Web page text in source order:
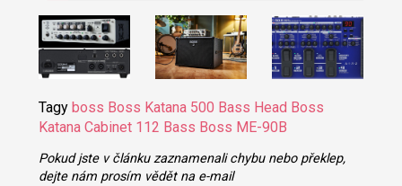
Tagy boss Boss Katana 500 Bass Head Boss
Katana Cabinet 112 Bass Boss ME-90B
Pokud jste v článku zaznamenali chybu nebo překlep,
dejte nám prosím vědět na e-mail